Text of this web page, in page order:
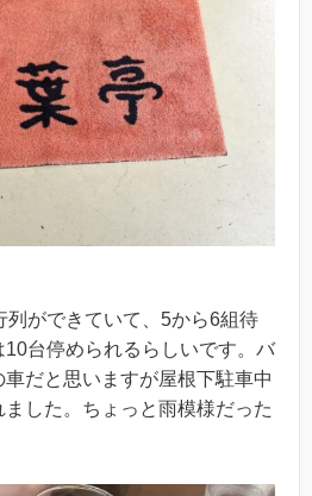
列ができていて、5から6組待
台停められるらしいです。バ
だと思いますが屋根下駐車中
した。ちょっと雨模様だった